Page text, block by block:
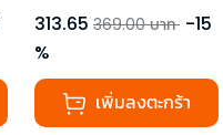
313.65 369.00 บาท -15
%
เพิ่มลงตะกร้า